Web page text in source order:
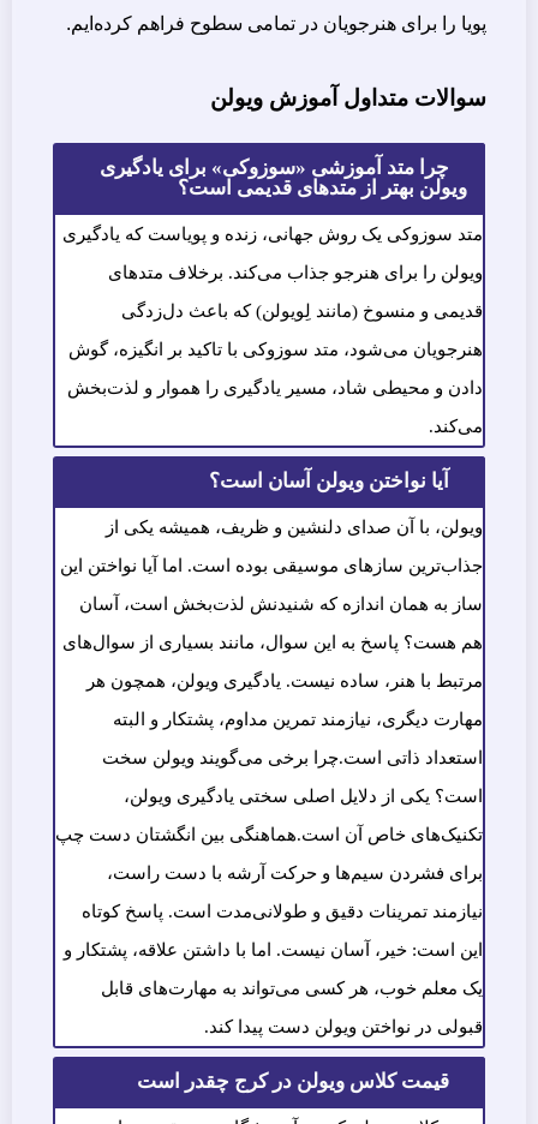
پویا را برای هنرجویان در تمامی سطوح فراهم کرده‌ایم.
سوالات متداول آموزش ویولن
چرا متد آموزشی «سوزوکی» برای یادگیری
ویولن بهتر از متدهای قدیمی است؟
متد سوزوکی یک روش جهانی، زنده و پویاست که یادگیری
ویولن را برای هنرجو جذاب می‌کند. برخلاف متدهای
قدیمی و منسوخ (مانند لِویولن) که باعث دل‌زدگی
هنرجویان می‌شود، متد سوزوکی با تاکید بر انگیزه، گوش
دادن و محیطی شاد، مسیر یادگیری را هموار و لذت‌بخش
می‌کند.
آیا نواختن ویولن آسان است؟
ویولن، با آن صدای دلنشین و ظریف، همیشه یکی از
جذاب‌ترین سازهای موسیقی بوده است. اما آیا نواختن این
ساز به همان اندازه که شنیدنش لذت‌بخش است، آسان
هم هست؟ پاسخ به این سوال، مانند بسیاری از سوال‌های
مرتبط با هنر، ساده نیست. یادگیری ویولن، همچون هر
مهارت دیگری، نیازمند تمرین مداوم، پشتکار و البته
استعداد ذاتی است.چرا برخی می‌گویند ویولن سخت
است؟ یکی از دلایل اصلی سختی یادگیری ویولن،
تکنیک‌های خاص آن است.هماهنگی بین انگشتان دست چپ
برای فشردن سیم‌ها و حرکت آرشه با دست راست،
نیازمند تمرینات دقیق و طولانی‌مدت است. پاسخ کوتاه
این است: خیر، آسان نیست. اما با داشتن علاقه، پشتکار و
یک معلم خوب، هر کسی می‌تواند به مهارت‌های قابل
قبولی در نواختن ویولن دست پیدا کند.
قیمت کلاس ویولن در کرج چقدر است